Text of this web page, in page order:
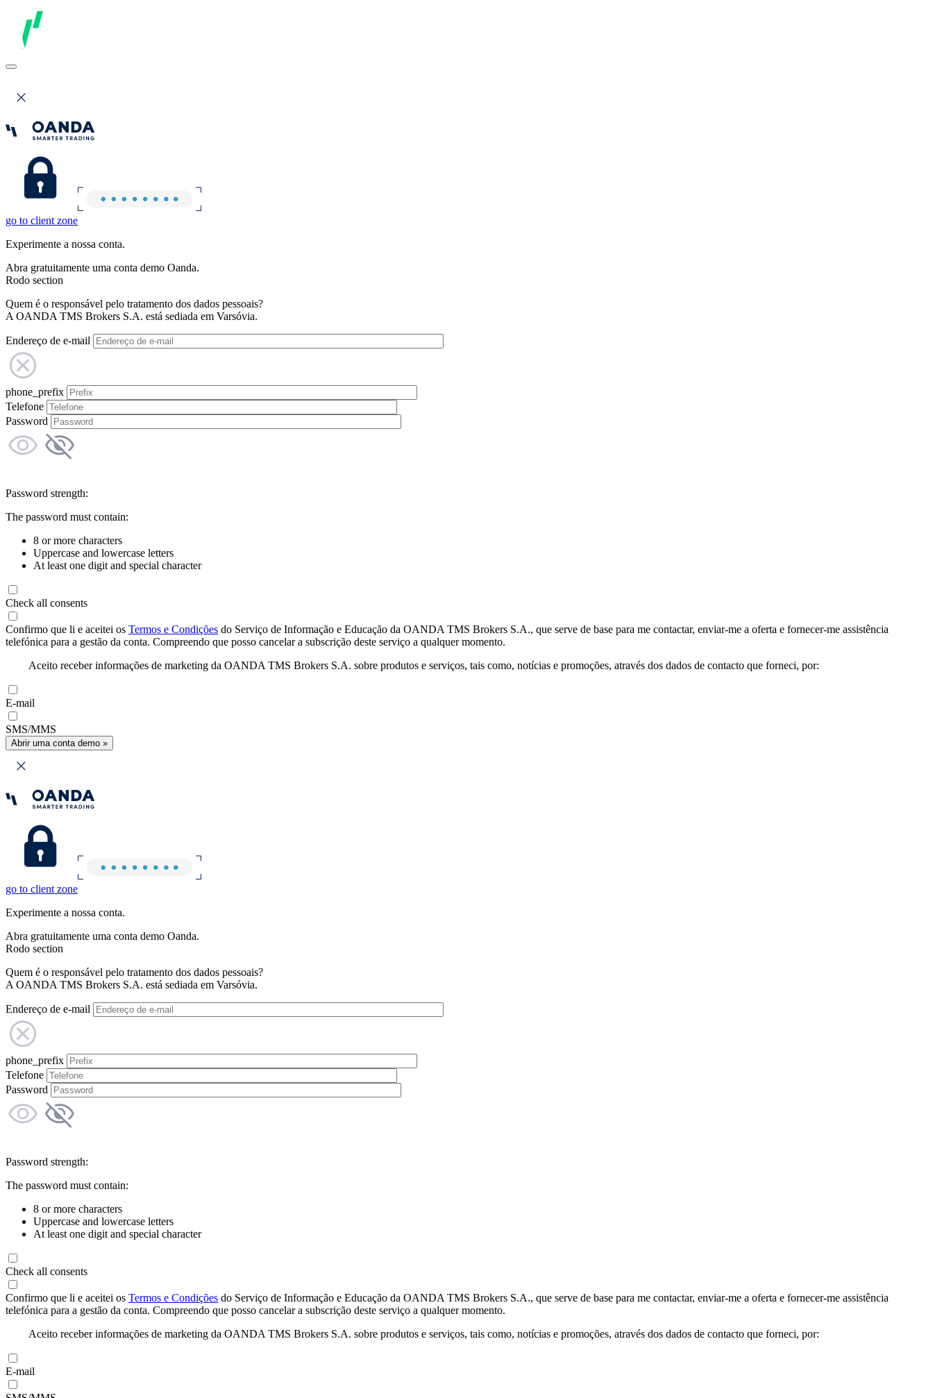
go to client zone
Experimente a nossa conta.
Abra gratuitamente uma conta demo Oanda.
Rodo section
Quem é o responsável pelo tratamento dos dados pessoais?
A OANDA TMS Brokers S.A. está sediada em Varsóvia.
Endereço de e-mail
phone_prefix
Telefone
Password
Password strength:
The password must contain:
8 or more characters
Uppercase and lowercase letters
At least one digit and special character
Check all consents
Confirmo que li e aceitei os Termos e Condições do Serviço de Informação e Educação da OANDA TMS Brokers S.A., que serve de base para me contactar, enviar-me a oferta e fornecer-me assistência
telefónica para a gestão da conta. Compreendo que posso cancelar a subscrição deste serviço a qualquer momento.
Aceito receber informações de marketing da OANDA TMS Brokers S.A. sobre produtos e serviços, tais como, notícias e promoções, através dos dados de contacto que forneci, por:
E-mail
SMS/MMS
Abrir uma conta demo »
go to client zone
Experimente a nossa conta.
Abra gratuitamente uma conta demo Oanda.
Rodo section
Quem é o responsável pelo tratamento dos dados pessoais?
A OANDA TMS Brokers S.A. está sediada em Varsóvia.
Endereço de e-mail
phone_prefix
Telefone
Password
Password strength:
The password must contain:
8 or more characters
Uppercase and lowercase letters
At least one digit and special character
Check all consents
Confirmo que li e aceitei os Termos e Condições do Serviço de Informação e Educação da OANDA TMS Brokers S.A., que serve de base para me contactar, enviar-me a oferta e fornecer-me assistência
telefónica para a gestão da conta. Compreendo que posso cancelar a subscrição deste serviço a qualquer momento.
Aceito receber informações de marketing da OANDA TMS Brokers S.A. sobre produtos e serviços, tais como, notícias e promoções, através dos dados de contacto que forneci, por:
E-mail